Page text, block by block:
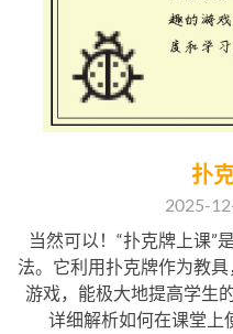
扑
2025-
当然可以！“扑克牌上课”
法。它利用扑克牌作为教
游戏，能极大地提高学生
详细解析如何在课堂上